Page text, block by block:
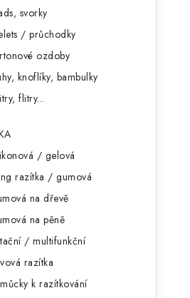
svorky
/ průchodky
ozdoby
knoflíky, bambulky
flitry...
/ gelová
razítka / gumová
na dřevě
na pěně
/ multifunkční
razítka
k razítkování